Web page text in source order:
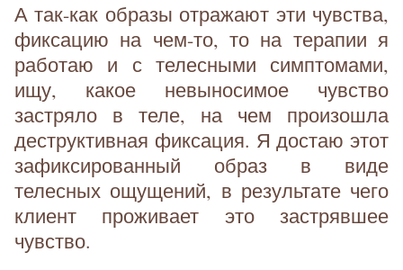
А так-как образы отражают эти чувства,
фиксацию на чем-то, то на терапии я
работаю и с телесными симптомами,
ищу, какое невыносимое чувство
застряло в теле, на чем произошла
деструктивная фиксация. Я достаю этот
зафиксированный образ в виде
телесных ощущений, в результате чего
клиент проживает это застрявшее
чувство.